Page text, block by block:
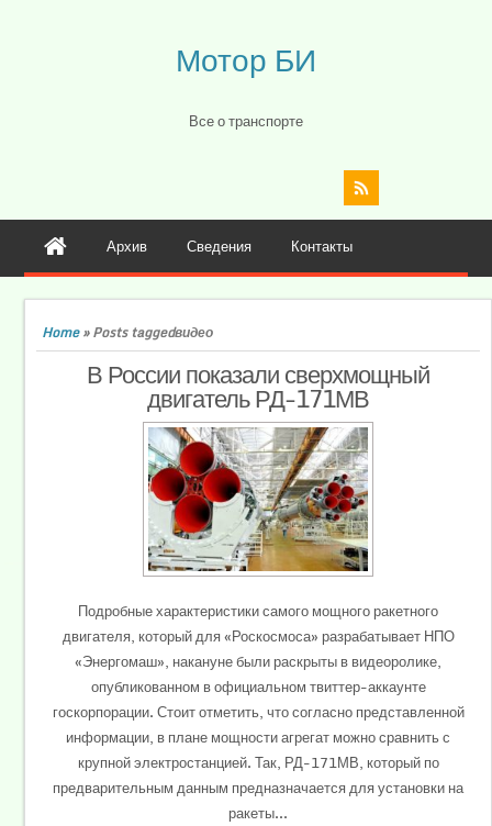
Мотор БИ
Все о транспорте
Архив Сведения Контакты
Home»Posts taggedвидео
В России показали сверхмощный
двигатель РД-171МВ
Подробные характеристики самого мощного ракетного
двигателя, который для «Роскосмоса» разрабатывает НПО
«Энергомаш», накануне были раскрыты в видеоролике,
опубликованном в официальном твиттер-аккаунте
госкорпорации. Стоит отметить, что согласно представленной
информации, в плане мощности агрегат можно сравнить с
крупной электростанцией. Так, РД-171МВ, который по
предварительным данным предназначается для установки на
ракеты...